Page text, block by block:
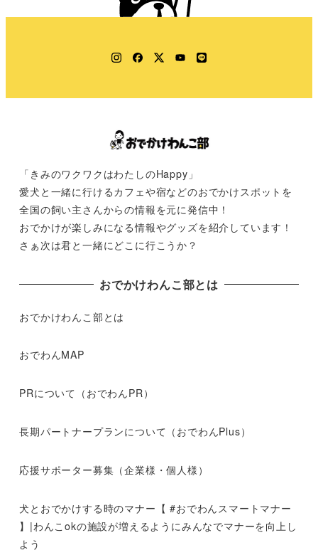
Instagram
Facebook
TwitterYouTube
LINE
「きみのワクワクはわたしのHappy」
愛犬と一緒に行けるカフェや宿などのおでかけスポットを
全国の飼い主さんからの情報を元に発信中！
おでかけが楽しみになる情報やグッズを紹介しています！
さぁ次は君と一緒にどこに行こうか？
おでかけわんこ部とは
おでかけわんこ部とは
おでわんMAP
PRについて（おでわんPR）
長期パートナープランについて（おでわんPlus）
応援サポーター募集（企業様・個人様）
犬とおでかけする時のマナー【 #おでわんスマートマナー
】|わんこokの施設が増えるようにみんなでマナーを向上し
よう